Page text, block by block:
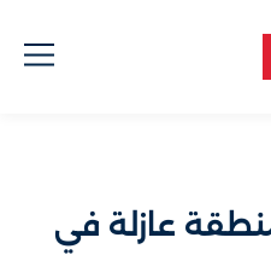
عازلة في